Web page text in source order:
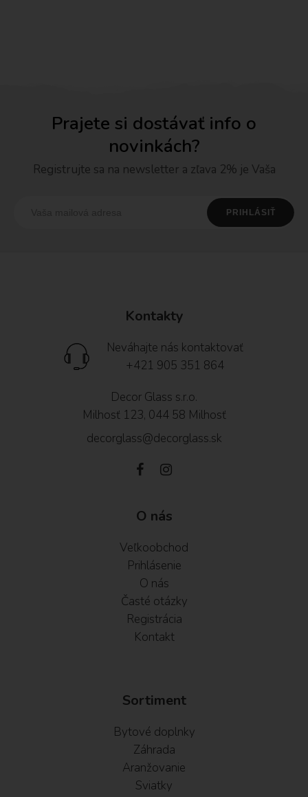
Prajete si dostávať info o
novinkách?
Registrujte sa na newsletter a zľava 2% je Vaša
Kontakty
Neváhajte nás kontaktovať
+421 905 351 864
Decor Glass s.r.o.
Milhosť 123, 044 58 Milhosť
decorglass@decorglass.sk
O nás
Veľkoobchod
Prihlásenie
O nás
Časté otázky
Registrácia
Kontakt
Sortiment
Bytové doplnky
Záhrada
Aranžovanie
Sviatky